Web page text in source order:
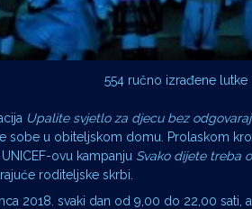
554 ručno izrađene lutke
Upalite svjetlo za djecu bez
u obiteljskom domu. Prolaskom
ovu kampanju Svako dijete treba
roditeljske skrbi.
2018. svaki dan od 9,00 do 22,00 sati,